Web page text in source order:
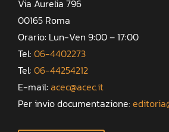
Via Aurelia 796
00165 Roma
Orario: Lun-Ven 9:00 – 17:00
Tel: 06-4402273
Tel: 06-44254212
E-mail: acec@acec.it
Per invio documentazione: